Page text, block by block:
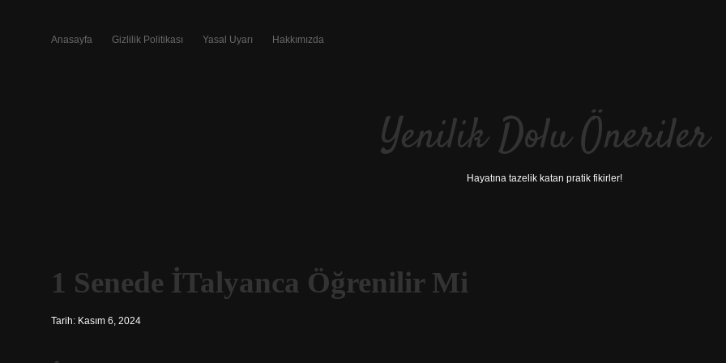
Anasayfa Gizlilik Politikası Yasal Uyarı Hakkımızda
Yenilik Dolu Öneriler
Hayatına tazelik katan pratik fikirler!
1 Senede İTalyanca Öğrenilir Mi
Tarih: Kasım 6, 2024